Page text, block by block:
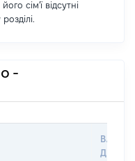
сім'ї відсутні
-
ДАТУ